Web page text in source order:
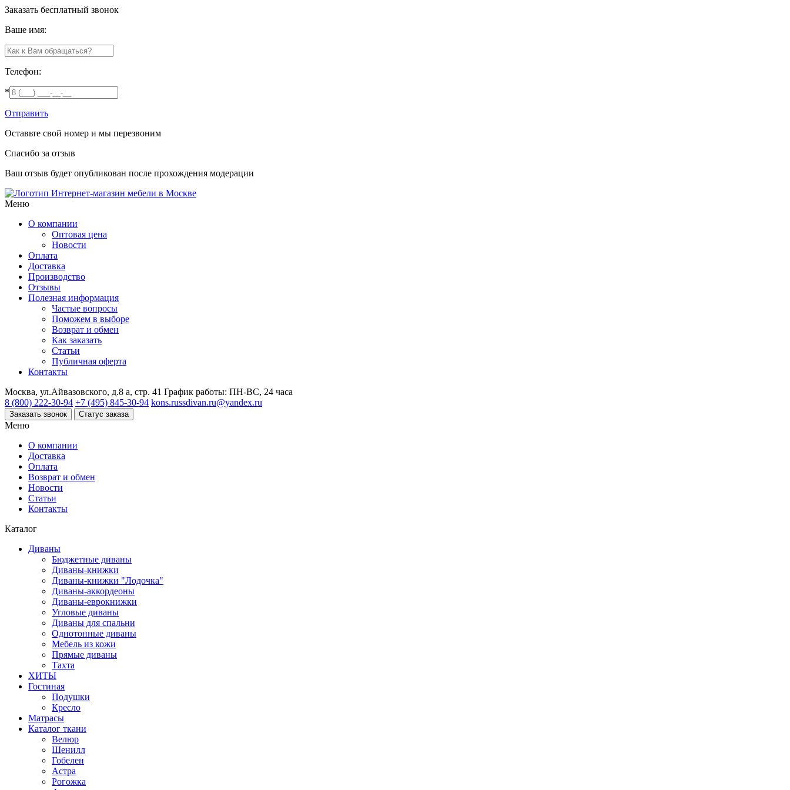
Заказать бесплатный звонок
Ваше имя:
Телефон:
*
Отправить
Оставьте свой номер и мы перезвоним
Спасибо за отзыв
Ваш отзыв будет опубликован после прохождения модерации
Интернет-магазин мебели в Москве
Меню
О компании
Оптовая цена
Новости
Оплата
Доставка
Производство
Отзывы
Полезная информация
Частые вопросы
Поможем в выборе
Возврат и обмен
Как заказать
Статьи
Публичная оферта
Контакты
Москва, ул.Айвазовского, д.8 а, стр. 41 График работы: ПН-ВС, 24 часа
8 (800) 222-30-94 +7 (495) 845-30-94 kons.russdivan.ru@yandex.ru
Заказать звонок Статус заказа
Меню
О компании
Доставка
Оплата
Возврат и обмен
Новости
Статьи
Контакты
Каталог
Диваны
Бюджетные диваны
Диваны-книжки
Диваны-книжки "Лодочка"
Диваны-аккордеоны
Диваны-еврокнижки
Угловые диваны
Диваны для спальни
Однотонные диваны
Мебель из кожи
Прямые диваны
Тахта
ХИТЫ
Гостиная
Подушки
Кресло
Матрасы
Каталог ткани
Велюр
Шенилл
Гобелен
Астра
Рогожка